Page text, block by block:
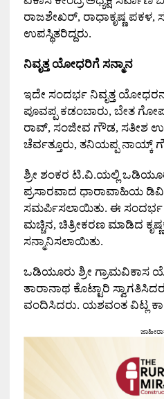
ರಾಜಶೇಖರ್, ರಾಧಾಕೃಷ್ಣ ಪಕಳ,
ಉಪಸ್ಥಿತರಿದ್ದರು.
ನಿವೃತ್ತ ಯೋಧರಿಗೆ ಸನ್ಮಾನ
ಇದೇ ಸಂದರ್ಭ ನಿವೃತ್ತ
ಪೂವಪ್ಪ ಕಡಂಬಾರು, ಬೇತ
ರಾವ್, ಸಂಜೀವ ಗೌಡ, ಸತೀಶ
ಚೆರ್ವತ್ತೂರು, ತನಿಯಪ್ಪ ನಾಯ್ಕ್
ಶ್ರೀ ಶಂಕರ ಟಿ.ವಿ.ಯಲ್ಲಿ ಒಡಿಯೂರು
ಪ್ರಸಾರವಾದ ಧಾರಾವಾಹಿಯ
ಸಮರ್ಪಿಸಲಾಯಿತು. ಈ ಸಂದರ್ಭ
ಮಚ್ಚಿನ, ಚಿತ್ರೀಕರಣ ಮಾಡಿದ
ಸನ್ಮಾನಿಸಲಾಯಿತು.
ಒಡಿಯೂರು ಶ್ರೀ ಗ್ರಾಮವಿಕಾಸ
ತಾರಾನಾಥ ಕೊಟ್ಟಾರಿ
ವಂದಿಸಿದರು. ಯಶವಂತ ವಿಟ್ಲ